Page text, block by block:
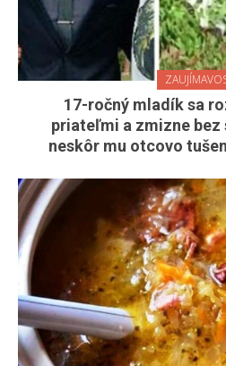
17-ročný mladík sa
priateľmi a zmizne bez
neskôr mu otcovo